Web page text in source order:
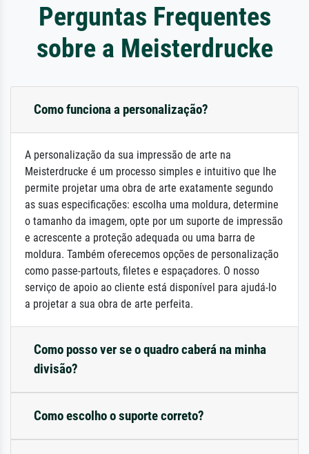
Perguntas Frequentes
sobre a Meisterdrucke
Como funciona a personalização?
A personalização da sua impressão de arte na
Meisterdrucke é um processo simples e intuitivo que lhe
permite projetar uma obra de arte exatamente segundo
as suas especificações: escolha uma moldura, determine
o tamanho da imagem, opte por um suporte de impressão
e acrescente a proteção adequada ou uma barra de
moldura. Também oferecemos opções de personalização
como passe-partouts, filetes e espaçadores. O nosso
serviço de apoio ao cliente está disponível para ajudá-lo
a projetar a sua obra de arte perfeita.
Como posso ver se o quadro caberá na minha
divisão?
Como escolho o suporte correto?